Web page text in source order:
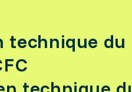
technique